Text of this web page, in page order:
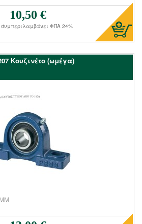
10,50 €
συμπεριλαμβάνει ΦΠΑ 24%
Kουζινέτο (ωμέγα)